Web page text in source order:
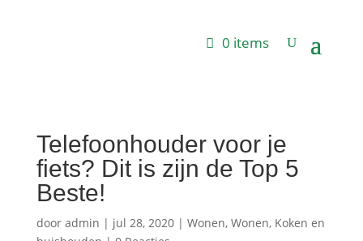
0 items
Telefoonhouder voor je
fiets? Dit is zijn de Top 5
Beste!
door admin | jul 28, 2020| Wonen, Wonen, Koken en